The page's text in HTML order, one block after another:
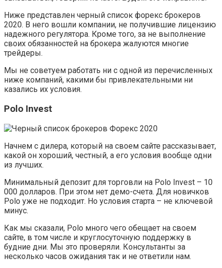
Ниже представлен черный список форекс брокеров
2020. В него вошли компании, не получившие лицензию
надежного регулятора. Кроме того, за не выполнение
своих обязанностей на брокера жалуются многие
трейдеры.
Мы не советуем работать ни с одной из перечисленных
ниже компаний, какими бы привлекательными ни
казались их условия.
Polo Invest
Начнем с дилера, который на своем сайте рассказывает,
какой он хороший, честный, а его условия вообще одни
из лучших.
Минимальный депозит для торговли на Polo Invest – 10
000 долларов. При этом нет демо-счета. Для новичков
Polo уже не подходит. Но условия старта – не ключевой
минус.
Как мы сказали, Polo много чего обещает на своем
сайте, в том числе и круглосуточную поддержку в
будние дни. Мы это проверяли. Консультанты за
несколько часов ожидания так и не ответили нам.